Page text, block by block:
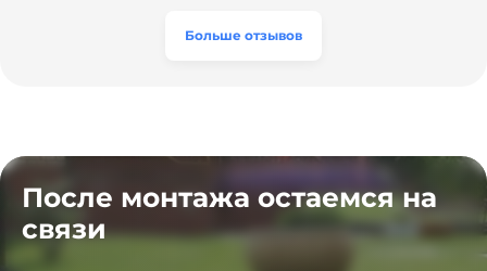
эту компанию всем, кто ищет надёжных
Больше отзывов
После монтажа остаемся на
связи